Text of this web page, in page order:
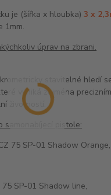
je (šířka x hloubka)3 x
1mm.
úprav na zbrani.
stavitelné hledí
vyniká zejména precizním
životností.
samonabíjecí pistole:
75 SP-01 Shadow Orange,
SP-01 Shadow line,